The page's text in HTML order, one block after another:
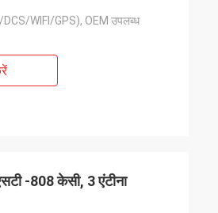
WIFI/GPS), OEM उपलब्ध
-808 केसी, 3 एंटीना